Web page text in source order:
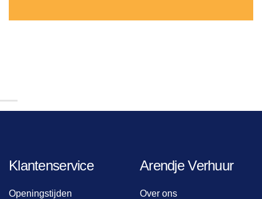
Klantenservice
Openingstijden
Arendje Verhuur
Over ons